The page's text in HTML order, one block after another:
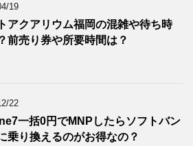
19
アクアリウム福岡の混雑や待ち時
前売り券や所要時間は？
22
一括0円でMNPしたらソフトバン
乗り換えるのがお得なの？